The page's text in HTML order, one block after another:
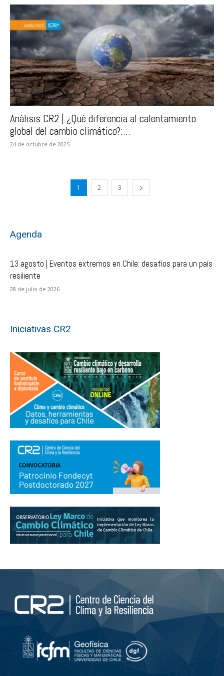
Análisis CR2 | ¿Qué diferencia al calentamiento
global del cambio climático?:...
24 de octubre de 2025
1 2 3
Agenda
13 agosto | Eventos extremos en Chile: desafíos para un país
resiliente
28 de julio de 2026
Iniciativas CR2